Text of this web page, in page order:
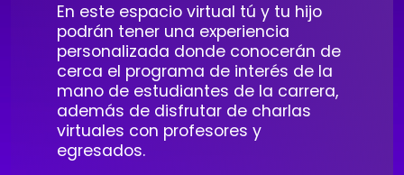
En este espacio virtual tú y tu hijo
podrán tener una experiencia
personalizada donde conocerán de
cerca el programa de interés de la
mano de estudiantes de la carrera,
además de disfrutar de charlas
virtuales con profesores y
egresados.